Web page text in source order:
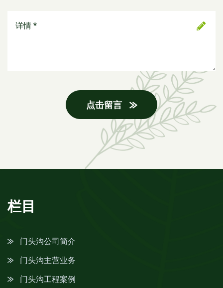
点击留言
栏目
门头沟公司简介
门头沟主营业务
门头沟工程案例